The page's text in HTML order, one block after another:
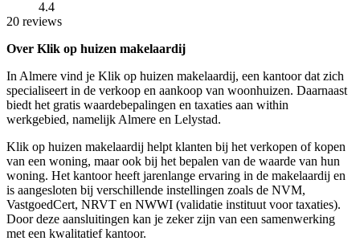
4.4
20 reviews
Over Klik op huizen makelaardij
In Almere vind je Klik op huizen makelaardij, een kantoor dat zich
specialiseert in de verkoop en aankoop van woonhuizen. Daarnaast
biedt het gratis waardebepalingen en taxaties aan within
werkgebied, namelijk Almere en Lelystad.
Klik op huizen makelaardij helpt klanten bij het verkopen of kopen
van een woning, maar ook bij het bepalen van de waarde van hun
woning. Het kantoor heeft jarenlange ervaring in de makelaardij en
is aangesloten bij verschillende instellingen zoals de NVM,
VastgoedCert, NRVT en NWWI (validatie instituut voor taxaties).
Door deze aansluitingen kan je zeker zijn van een samenwerking
met een kwalitatief kantoor.